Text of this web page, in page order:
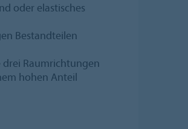
oder elastisches
Bestandteilen
Raumrichtungen
hohen Anteil